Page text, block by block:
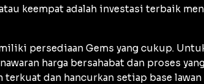
keempat adalah investasi terbaik
persediaan Gems yang cukup.
harga bersahabat dan proses
dan hancurkan setiap base